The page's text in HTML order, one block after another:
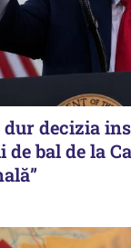
decizia
bal de la